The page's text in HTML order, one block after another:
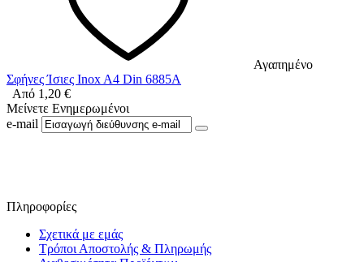
Αγαπημένο
Σφήνες Ίσιες Inox A4 Din 6885A
Από 1,20 €
Μείνετε Ενημερωμένοι
e-mail
Πληροφορίες
Σχετικά με εμάς
Τρόποι Αποστολής & Πληρωμής